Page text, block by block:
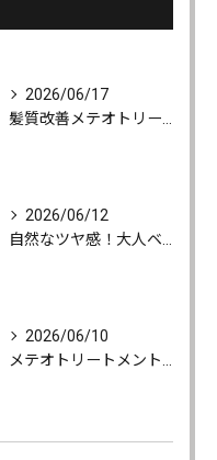
2026/06/17
2026/06/12
2026/06/10